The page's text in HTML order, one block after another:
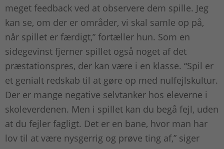
meget feedback ved at observere dem spille. Jeg
kan se, om der er områder, vi skal samle op på,
når spillet er færdigt,” fortæller hun. Som en
sidegevinst fjerner spillet også noget af det
præstationspres, der kan være i en klasse. “Spil er
et genialt redskab til at gøre op med nulfejlskultur.
Der er mange negative selvtanker hos eleverne i
skoleverdenen. Men i spillet kan du begå fejl, uden
at du fejler fagligt. Det er en bane, hvor man har
lov til at være nysgerrig og prøve ting af,” siger